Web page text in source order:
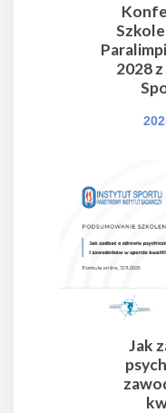
2028
Jak